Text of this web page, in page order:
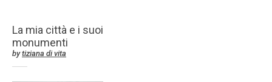
La mia città e i suoi
monumenti
bytiziana di vita